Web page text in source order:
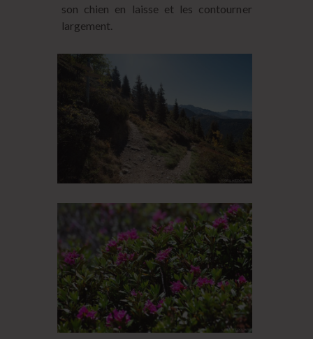
son chien en laisse et les contourner
largement.